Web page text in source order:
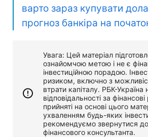
варто зараз купувати
прогноз банкіра на
Увага: Цей матеріал
ознайомчою метою і не є
інвестиційною порадою.
ризиком, включно з
втрати капіталу. РБК-Україна
відповідальності за
прийняті на основі цього
ухваленням будь-яких
рекомендуємо звернутися до
фінансового консультанта.